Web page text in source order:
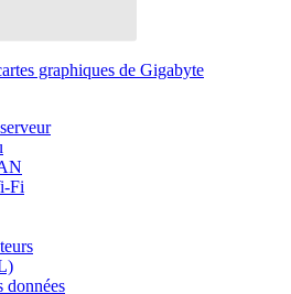
graphiques de Gigabyte
Fi
données